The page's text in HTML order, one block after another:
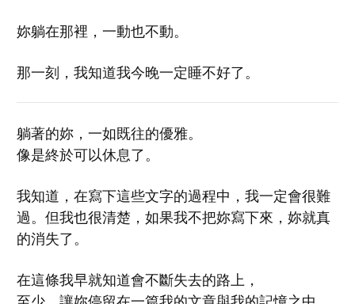
妳躺在那裡，一動也不動。
那一刻，我知道我今晚一定睡不好了。
躺著的妳，一如既往的優雅。
像是終於可以休息了。
我知道，在寫下這些文字的過程中，我一定會很難
過。但我也很清楚，如果我不把妳寫下來，妳就真
的消失了。
在這條我早就知道會不斷失去的路上，